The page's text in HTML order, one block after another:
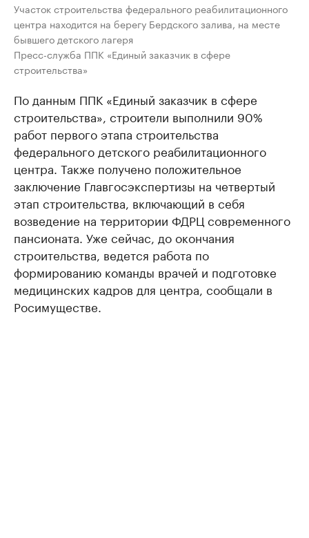
Участок строительства федерального реабилитационного
центра находится на берегу Бердского залива, на месте
бывшего детского лагеря
Пресс-служба ППК «Единый заказчик в сфере
строительства»
По данным ППК «Единый заказчик в сфере
строительства», строители выполнили 90%
работ первого этапа строительства
федерального детского реабилитационного
центра. Также получено положительное
заключение Главгосэкспертизы на четвертый
этап строительства, включающий в себя
возведение на территории ФДРЦ современного
пансионата. Уже сейчас, до окончания
строительства, ведется работа по
формированию команды врачей и подготовке
медицинских кадров для центра, сообщали в
Росимуществе.